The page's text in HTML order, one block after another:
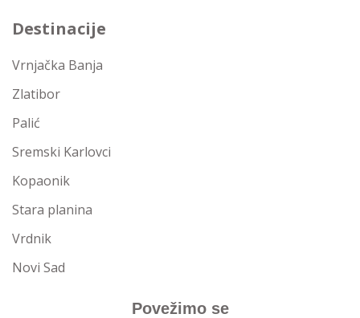
Destinacije
Vrnjačka Banja
Zlatibor
Palić
Sremski Karlovci
Kopaonik
Stara planina
Vrdnik
Novi Sad
Povežimo se